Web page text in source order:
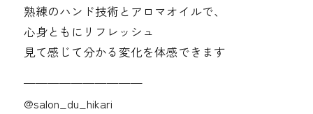
熟練のハンド技術とアロマオイルで、
心身ともにリフレッシュ
見て感じて分かる変化を体感できます
——————————
@‌salon_du_hikari